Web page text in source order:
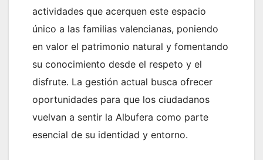
actividades que acerquen este espacio
único a las familias valencianas, poniendo
en valor el patrimonio natural y fomentando
su conocimiento desde el respeto y el
disfrute. La gestión actual busca ofrecer
oportunidades para que los ciudadanos
vuelvan a sentir la Albufera como parte
esencial de su identidad y entorno.